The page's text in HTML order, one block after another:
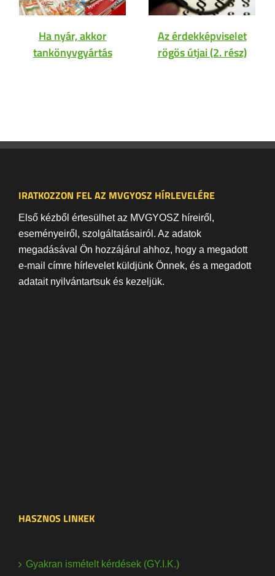
Ha nyár, akkor
tankönyvgyártás
Az érdekképviselet
rögös útjai (2. rész)
IRATKOZZON FEL AZ MVGYOSZ HÍRLEVELÉRE
Első kézből értesülhet az MVGYOSZ híreiről,
eseményeiről, szolgáltatásairól. Az adatok
megadásával Ön hozzájárul ahhoz, hogy a megadott
e-mail címre hírlevelet küldjünk Önnek, és a megadott
adatait nyilvántartsuk és kezeljük.
HASZNOS LINKEK
Gyakran ismételt kérdések (GY.I.K.)